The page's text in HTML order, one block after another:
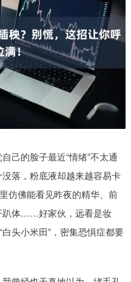
己的脸子最近“情绪”不太通
落，粉底液却越来越容易卡
仿佛能看见昨夜的精华、前
趴体……好家伙，远看是妆
头小米田”，密集恐惧症都要